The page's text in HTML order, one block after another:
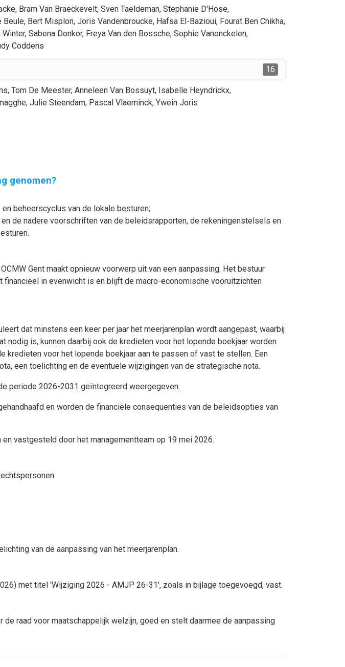
, Bram Van Braeckevelt, Sven Taeldeman, Stephanie D'Hose,
Beule, Bert Misplon, Joris Vandenbroucke, Hafsa El-Bazioui, Fourat Ben Chikha,
Winter, Sabena Donkor, Freya Van den Bossche, Sophie Vanonckelen,
Coddens
16
, Tom De Meester, Anneleen Van Bossuyt, Isabelle Heyndrickx,
, Julie Steendam, Pascal Vlaeminck, Ywein Joris
genomen?
beheerscyclus van de lokale besturen;
de nadere voorschriften van de beleidsrapporten, de rekeningenstelsels en
Gent maakt opnieuw voorwerp uit van een aanpassing. Het bestuur
in evenwicht is en blijft de macro-economische vooruitzichten
dat minstens een keer per jaar het meerjarenplan wordt aangepast, waarbij
is, kunnen daarbij ook de kredieten voor het lopende boekjaar worden
kredieten voor het lopende boekjaar aan te passen of vast te stellen. Een
een toelichting en de eventuele wijzigingen van de strategische nota.
periode 2026-2031 geïntegreerd weergegeven.
en worden de financiële consequenties van de beleidsopties van
vastgesteld door het managementteam op 19 mei 2026.
van de aanpassing van het meerjarenplan.
met titel 'Wijziging 2026 - AMJP 26-31', zoals in bijlage toegevoegd, vast.
raad voor maatschappelijk welzijn, goed en stelt daarmee de aanpassing